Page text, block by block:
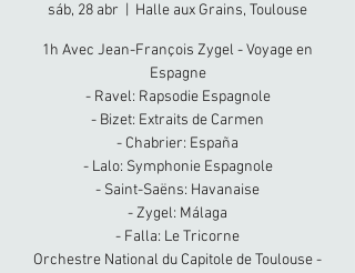
sáb, 28 abr Halle aux Grains, Toulouse
1h Avec Jean-François Zygel - Voyage en
Espagne
- Ravel: Rapsodie Espagnole
- Bizet: Extraits de Carmen
- Chabrier: España
- Lalo: Symphonie Espagnole
- Saint-Saëns: Havanaise
- Zygel: Málaga
- Falla: Le Tricorne
Orchestre National du Capitole de Toulouse -